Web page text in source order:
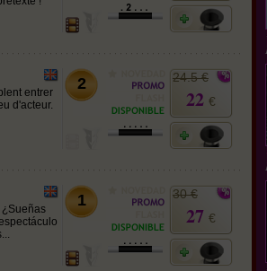
entrer
d'acteur.
2 24.5 €
22 €
1 30 €
27 €